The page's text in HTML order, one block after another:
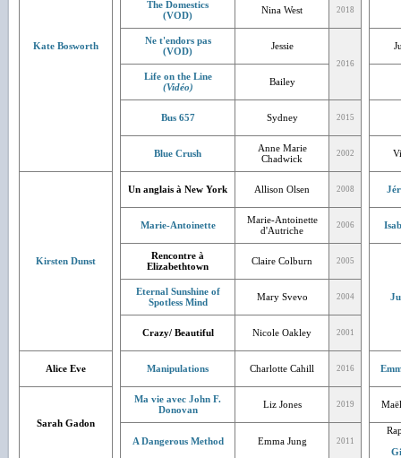
Kate Bosworth
The Domestics
(VOD)
Nina West 2018
Ne t'endors pas
(VOD)
Jessie
2016
Life on the Line
(Vidéo)
Bailey
Bus 657 Sydney 2015
Blue Crush
Anne Marie
Chadwick
2002
Kirsten Dunst
Un anglais à New York Allison Olsen 2008
Marie-Antoinette
Marie-Antoinette
d'Autriche
2006
Rencontre à
Elizabethtown
Claire Colburn 2005
Eternal Sunshine of
Spotless Mind
Mary Svevo 2004
Crazy/ Beautiful Nicole Oakley 2001
Alice Eve Manipulations Charlotte Cahill 2016
Sarah Gadon
Ma vie avec John F.
Donovan
Liz Jones 2019
A Dangerous Method Emma Jung 2011